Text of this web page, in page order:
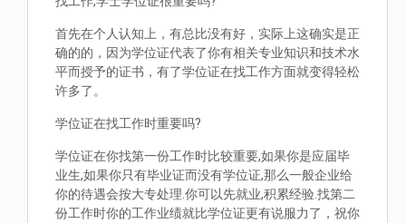
首先在个人认知上，有总比没有好，实际上这确实是正
确的的，因为学位证代表了你有相关专业知识和技术水
平而授予的证书，有了学位证在找工作方面就变得轻松
许多了。
学位证在找工作时重要吗?
学位证在你找第一份工作时比较重要,如果你是应届毕
业生,如果你只有毕业证而没有学位证,那么一般企业给
你的待遇会按大专处理.你可以先就业,积累经验.找第二
份工作时你的工作业绩就比学位证更有说服力了，祝你